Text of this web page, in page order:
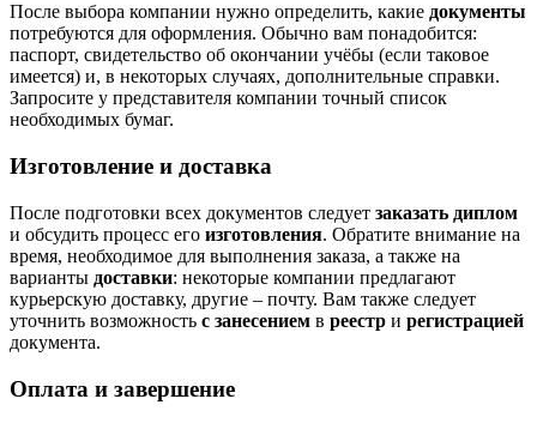
После выбора компании нужно определить, какие документы
потребуются для оформления. Обычно вам понадобится:
паспорт, свидетельство об окончании учёбы (если таковое
имеется) и, в некоторых случаях, дополнительные справки.
Запросите у представителя компании точный список
необходимых бумаг.
Изготовление и доставка
После подготовки всех документов следует заказать диплом
и обсудить процесс его изготовления. Обратите внимание на
время, необходимое для выполнения заказа, а также на
варианты доставки: некоторые компании предлагают
курьерскую доставку, другие – почту. Вам также следует
уточнить возможность с занесением в реестр и регистрацией
документа.
Оплата и завершение